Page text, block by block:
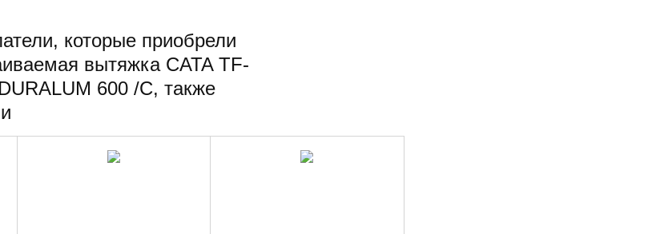
которые приобрели
вытяжка CATA TF-
600 /C, также